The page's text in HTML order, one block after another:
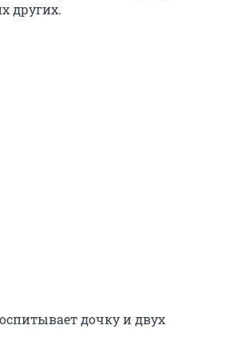
других.
дочку и двух